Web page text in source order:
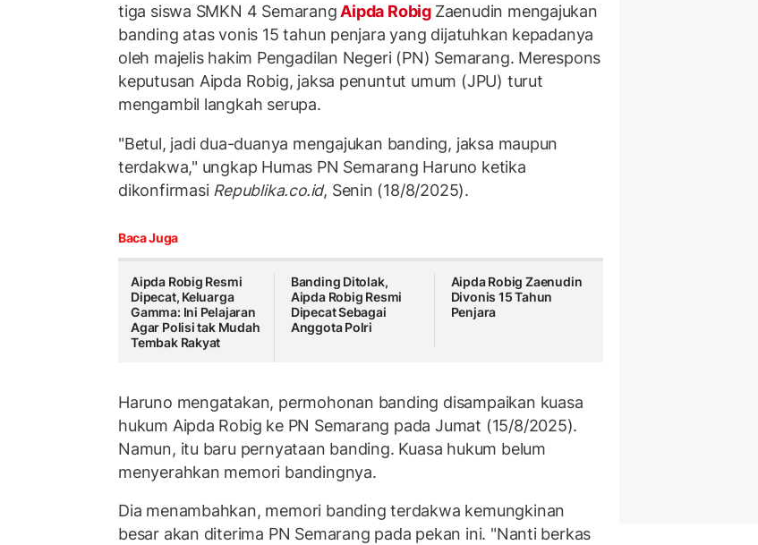
tiga siswa SMKN 4 Semarang Aipda Robig Zaenudin mengajukan
banding atas vonis 15 tahun penjara yang dijatuhkan kepadanya
oleh majelis hakim Pengadilan Negeri (PN) Semarang. Merespons
keputusan Aipda Robig, jaksa penuntut umum (JPU) turut
mengambil langkah serupa.
"Betul, jadi dua-duanya mengajukan banding, jaksa maupun
terdakwa," ungkap Humas PN Semarang Haruno ketika
dikonfirmasi Republika.co.id, Senin (18/8/2025).
Baca Juga
Aipda Robig Resmi
Dipecat, Keluarga
Gamma: Ini Pelajaran
Agar Polisi tak Mudah
Tembak Rakyat
Banding Ditolak,
Aipda Robig Resmi
Dipecat Sebagai
Anggota Polri
Aipda Robig Zaenudin
Divonis 15 Tahun
Penjara
Haruno mengatakan, permohonan banding disampaikan kuasa
hukum Aipda Robig ke PN Semarang pada Jumat (15/8/2025).
Namun, itu baru pernyataan banding. Kuasa hukum belum
menyerahkan memori bandingnya.
Dia menambahkan, memori banding terdakwa kemungkinan
besar akan diterima PN Semarang pada pekan ini. "Nanti berkas